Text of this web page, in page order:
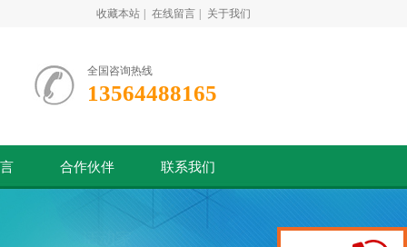
收藏本站 在线留言 关于我们
全国咨询热线
13564488165
合作伙伴 联系我们